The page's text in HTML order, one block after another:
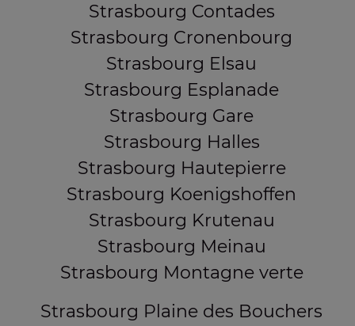
Strasbourg Contades
Strasbourg Cronenbourg
Strasbourg Elsau
Strasbourg Esplanade
Strasbourg Gare
Strasbourg Halles
Strasbourg Hautepierre
Strasbourg Koenigshoffen
Strasbourg Krutenau
Strasbourg Meinau
Strasbourg Montagne verte
Strasbourg Plaine des Bouchers